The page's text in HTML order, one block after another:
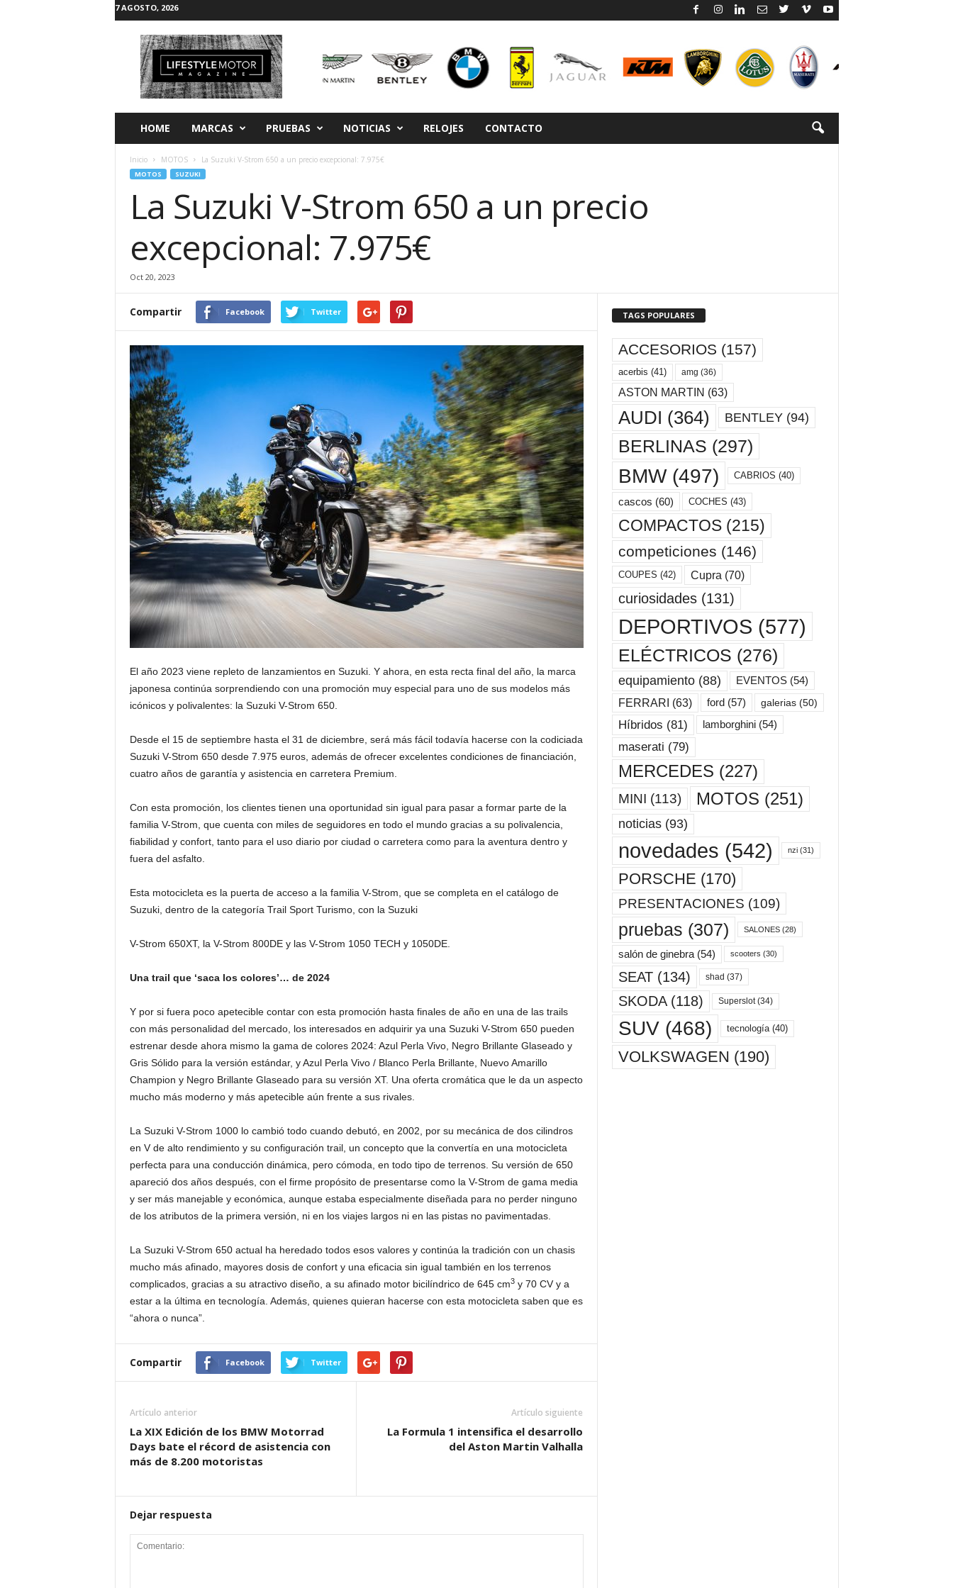
7 AGOSTO, 2026
HOME MARCAS PRUEBAS NOTICIAS RELOJES CONTACTO
Inicio MOTOS La Suzuki V-Strom 650 a un precio excepcional: 7.975€
MOTOS SUZUKI
La Suzuki V-Strom 650 a un precio
excepcional: 7.975€
Oct 20, 2023
Compartir Facebook Twitter
El año 2023 viene repleto de lanzamientos en Suzuki. Y ahora, en esta recta final del año, la marca
japonesa continúa sorprendiendo con una promoción muy especial para uno de sus modelos más
icónicos y polivalentes: la Suzuki V-Strom 650.
Desde el 15 de septiembre hasta el 31 de diciembre, será más fácil todavía hacerse con la codiciada
Suzuki V-Strom 650 desde 7.975 euros, además de ofrecer excelentes condiciones de financiación,
cuatro años de garantía y asistencia en carretera Premium.
Con esta promoción, los clientes tienen una oportunidad sin igual para pasar a formar parte de la
familia V-Strom, que cuenta con miles de seguidores en todo el mundo gracias a su polivalencia,
fiabilidad y confort, tanto para el uso diario por ciudad o carretera como para la aventura dentro y
fuera del asfalto.
Esta motocicleta es la puerta de acceso a la familia V-Strom, que se completa en el catálogo de
Suzuki, dentro de la categoría Trail Sport Turismo, con la Suzuki
V-Strom 650XT, la V-Strom 800DE y las V-Strom 1050 TECH y 1050DE.
Una trail que ‘saca los colores’… de 2024
Y por si fuera poco apetecible contar con esta promoción hasta finales de año en una de las trails
con más personalidad del mercado, los interesados en adquirir ya una Suzuki V-Strom 650 pueden
estrenar desde ahora mismo la gama de colores 2024: Azul Perla Vivo, Negro Brillante Glaseado y
Gris Sólido para la versión estándar, y Azul Perla Vivo / Blanco Perla Brillante, Nuevo Amarillo
Champion y Negro Brillante Glaseado para su versión XT. Una oferta cromática que le da un aspecto
mucho más moderno y más apetecible aún frente a sus rivales.
La Suzuki V-Strom 1000 lo cambió todo cuando debutó, en 2002, por su mecánica de dos cilindros
en V de alto rendimiento y su configuración trail, un concepto que la convertía en una motocicleta
perfecta para una conducción dinámica, pero cómoda, en todo tipo de terrenos. Su versión de 650
apareció dos años después, con el firme propósito de presentarse como la V-Strom de gama media
y ser más manejable y económica, aunque estaba especialmente diseñada para no perder ninguno
de los atributos de la primera versión, ni en los viajes largos ni en las pistas no pavimentadas.
La Suzuki V-Strom 650 actual ha heredado todos esos valores y continúa la tradición con un chasis
mucho más afinado, mayores dosis de confort y una eficacia sin igual también en los terrenos
complicados, gracias a su atractivo diseño, a su afinado motor bicilíndrico de 645 cm3y 70 CV y a
estar a la última en tecnología. Además, quienes quieran hacerse con esta motocicleta saben que es
“ahora o nunca”.
Compartir Facebook Twitter
Artículo anterior
La XIX Edición de los BMW Motorrad
Days bate el récord de asistencia con
más de 8.200 motoristas
Artículo siguiente
La Formula 1 intensifica el desarrollo
del Aston Martin Valhalla
Dejar respuesta
TAGS POPULARES
ACCESORIOS (157)
acerbis (41) amg (36)
ASTON MARTIN (63)
AUDI (364) BENTLEY(94)
BERLINAS (297)
BMW(497) CABRIOS (40)
cascos (60) COCHES (43)
COMPACTOS(215)
competiciones (146)
COUPES (42) Cupra (70)
curiosidades(131)
DEPORTIVOS (577)
ELÉCTRICOS (276)
equipamiento(88) EVENTOS(54)
FERRARI (63) ford(57) galerias(50)
Híbridos (81) lamborghini(54)
maserati (79)
MERCEDES (227)
MINI (113) MOTOS (251)
noticias(93)
novedades (542) nzi(31)
PORSCHE (170)
PRESENTACIONES (109)
pruebas (307) SALONES(28)
salón de ginebra(54) scooters (30)
SEAT(134) shad (37)
SKODA(118) Superslot(34)
SUV(468) tecnología(40)
VOLKSWAGEN (190)